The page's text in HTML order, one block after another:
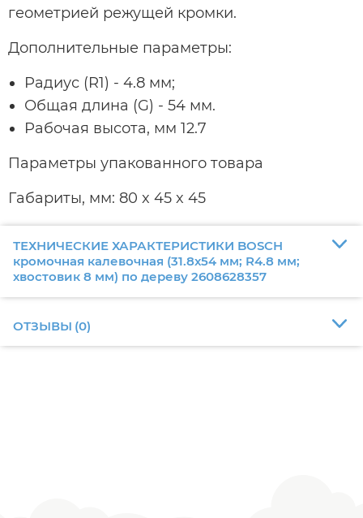
геометрией режущей кромки.
Дополнительные параметры:
Радиус (R1) - 4.8 мм;
Общая длина (G) - 54 мм.
Рабочая высота, мм 12.7
Параметры упакованного товара
Габариты, мм: 80 x 45 x 45
ТЕХНИЧЕСКИЕ ХАРАКТЕРИСТИКИ BOSCH
кромочная калевочная (31.8х54 мм; R4.8 мм;
хвостовик 8 мм) по дереву 2608628357
ОТЗЫВЫ (0)